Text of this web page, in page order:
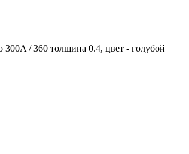
/ 360 толщина 0.4, цвет - голубой